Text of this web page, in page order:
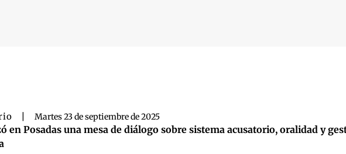
Martes 23 de septiembre de 2025
en Posadas una mesa de diálogo sobre sistema acusatorio, oralidad y